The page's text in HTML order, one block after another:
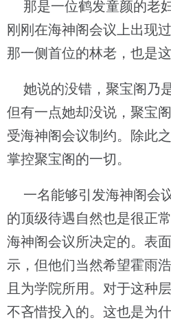
那是一位鹤发童颜的老
刚刚在海神阁会议上出现
那一侧首位的林老，也是
她说的没错，聚宝阁乃
但有一点她却没说，聚宝
受海神阁会议制约。除此
掌控聚宝阁的一切。
一名能够引发海神阁会
的顶级待遇自然也是很正
海神阁会议所决定的。表
示，但他们当然希望霍雨
且为学院所用。对于这种
不吝惜投入的。这也是为